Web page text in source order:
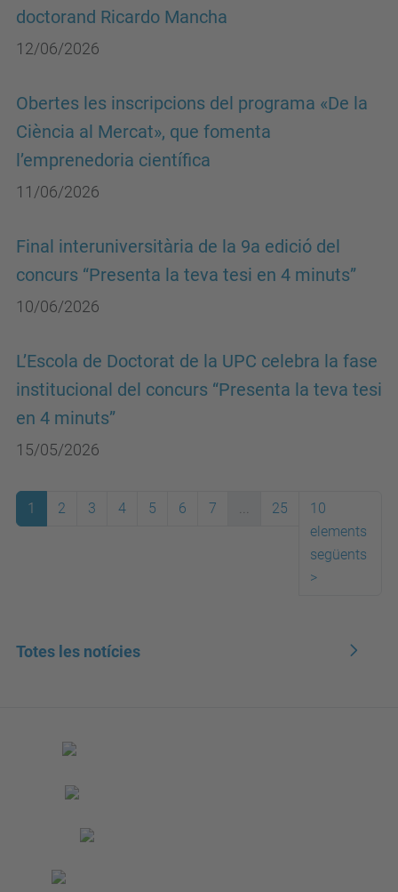
doctorand Ricardo Mancha
12/06/2026
Obertes les inscripcions del programa «De la
Ciència al Mercat», que fomenta
l’emprenedoria científica
11/06/2026
Final interuniversitària de la 9a edició del
concurs “Presenta la teva tesi en 4 minuts”
10/06/2026
L’Escola de Doctorat de la UPC celebra la fase
institucional del concurs “Presenta la teva tesi
en 4 minuts”
15/05/2026
1 2 3 4 5 6 7 ... 25
10
elements
següents
>
Totes les notícies